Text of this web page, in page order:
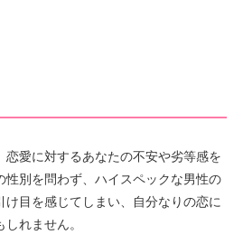
恋愛に対するあなたの不安や劣等感を
性別を問わず、ハイスペックな男性の
け目を感じてしまい、自分なりの恋に
れません。